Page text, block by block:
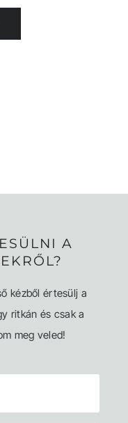
A
kézből értesülj a
ritkán és csak a
meg veled!